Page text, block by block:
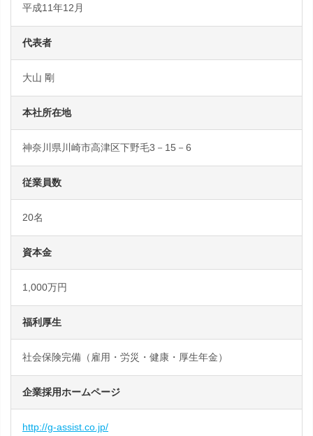
平成11年12月
代表者
大山 剛
本社所在地
神奈川県川崎市高津区下野毛3－15－6
従業員数
20名
資本金
1,000万円
福利厚生
社会保険完備（雇用・労災・健康・厚生年金）
企業採用ホームページ
http://g-assist.co.jp/